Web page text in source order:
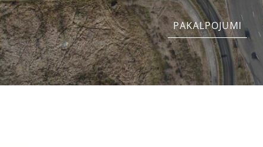
PAKALPOJUMI